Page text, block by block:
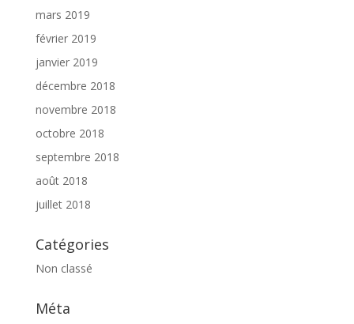
mars 2019
février 2019
janvier 2019
décembre 2018
novembre 2018
octobre 2018
septembre 2018
août 2018
juillet 2018
Catégories
Non classé
Méta